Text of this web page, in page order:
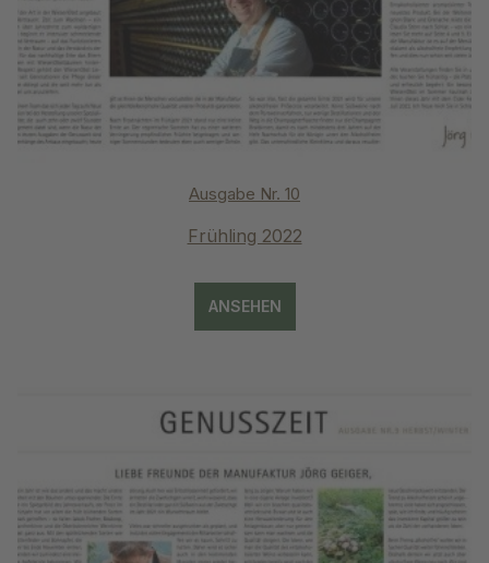
Ausgabe Nr. 10
Frühling 2022
ANSEHEN